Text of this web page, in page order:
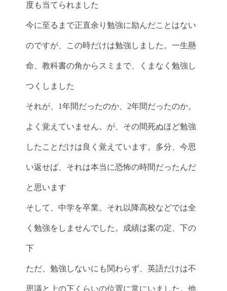
度も当てられました
今に至るまで正直余り勉強に励んだことはない
のですが、この時だけは勉強しました。一生懸
命、教科書の角からスミまで、くまなく勉強し
つくしました
それが、1年間だったのか、2年間だったのか。
よく覚えていません。が、その間死ぬほど勉強
したことだけは良く覚えています。多分、今思
い返せば、それは本当に恐怖の時間だったんだ
と思います
そして、中学を卒業。それ以降高校などでは全
く勉強をしませんでした。成績は案の定、下の
下
ただ、勉強しないにも関わらず、英語だけは不
思議と上の下くらいの位置に常にいました。他